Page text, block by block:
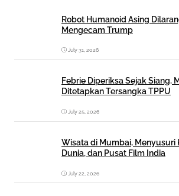
Robot Humanoid Asing
Mengecam Trump
July 31, 2026
Febrie Diperiksa Sejak Siang,
Ditetapkan Tersangka TPPU
July 25, 2026
Wisata di Mumbai, Menyusuri
Dunia, dan Pusat Film India
July 22, 2026